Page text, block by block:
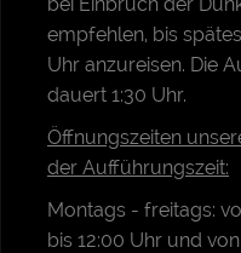
empfehlen, bis
Uhr anzureisen. Die
dauert 1:30 Uhr.
Öffnungszeiten
der Aufführungszeit:
Montags - freitags:
bis 12:00 Uhr und